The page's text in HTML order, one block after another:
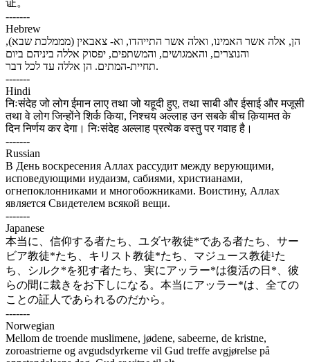
证。
-------
Hebrew
הן, אלה אשר האמינו, ואלה אשר התייהדו, וא- צאבאין (מממלכת שבא),
והנוצרים, והאמגושים, והמשתפים, יפסוק אללה ביניהם ביום
תחיית-המתים. הן אללה עד לכל דבר.
-------
Hindi
निःसंदेह जो लोग ईमान लाए तथा जो यहूदी हुए, तथा साबी और ईसाई और मजूसी
तथा वे लोग जिन्होंने शिर्क किया, निश्चय अल्लाह उन सबके बीच क़ियामत के
दिन निर्णय कर देगा। निःसंदेह अल्लाह प्रत्येक वस्तु पर गवाह है।
-------
Russian
В День воскресения Аллах рассудит между верующими,
исповедующими иудаизм, сабиями, христианами,
огнепоклонниками и многобожниками. Воистину, Аллах
является Свидетелем всякой вещи.
-------
Japanese
本当に、信仰する者たち、ユダヤ教徒*である者たち、サー
ビア教徒*たち、キリスト教徒*たち、マジュース教徒¹た
ち、シルク*を犯す者たち、実にアッラー*は復活の日*、彼
らの間に裁きをお下しになる。本当にアッラー*は、全ての
ことの証人であられるのだから。
-------
Norwegian
Mellom de troende muslimene, jødene, sabeerne, de kristne,
zoroastrierne og avgudsdyrkerne vil Gud treffe avgjørelse på